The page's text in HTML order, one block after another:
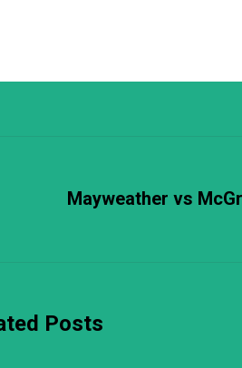
Mayweather vs
Posts